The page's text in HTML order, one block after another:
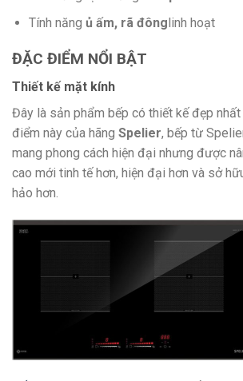
Tính năng ủ ấm, rã đông linh hoạt
ĐẶC ĐIỂM NỔI BẬT
Thiết kế mặt kính
Đây là sản phẩm bếp có thiết kế đẹp
điểm này của hãng Spelier, bếp từ
mang phong cách hiện đại nhưng được
cao mới tinh tế hơn, hiện đại hơn và sở
hảo hơn.